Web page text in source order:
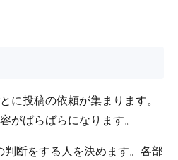
に投稿の依頼が集まります。
がばらばらになります。
判断をする人を決めます。各部